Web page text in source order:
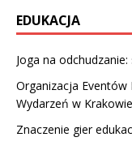
EDUKACJA
Joga na
Organizacja
Wydarzeń w Krakowie
Znaczenie gier